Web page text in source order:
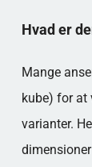
Hvad er
Mange
kube) for at
varianter.